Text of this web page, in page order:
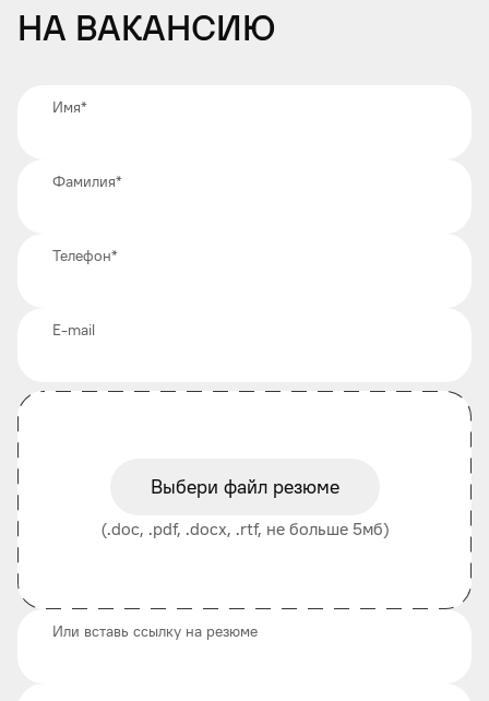
на вакансию
Имя*
Фамилия*
Телефон*
E-mail
Выбери файл резюме
(.doc, .pdf, .docx, .rtf, не больше 5мб)
Или вставь ссылку на резюме